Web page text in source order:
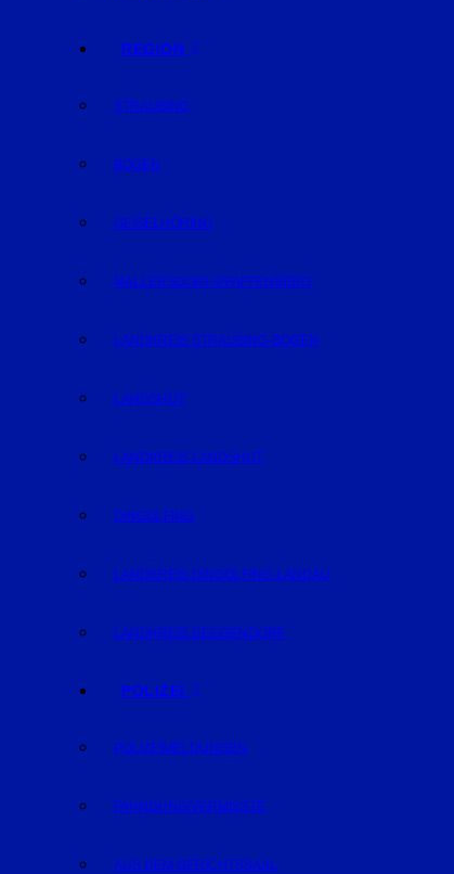
REGION
STRAUBING
BOGEN
GEISELHÖRING
MALLERSDORF-PFAFFENBERG
LANDKREIS STRAUBING-BOGEN
LANDSHUT
LANDKREIS LANDSHUT
DINGOLFING
LANDKREIS DINGOLFING-LANDAU
LANDKREIS DEGGENDORF
POLIZEI
POLIZEIMELDUNGEN
FAHNDUNG/VERMISSTE
AUS DEM GERICHTSSAAL